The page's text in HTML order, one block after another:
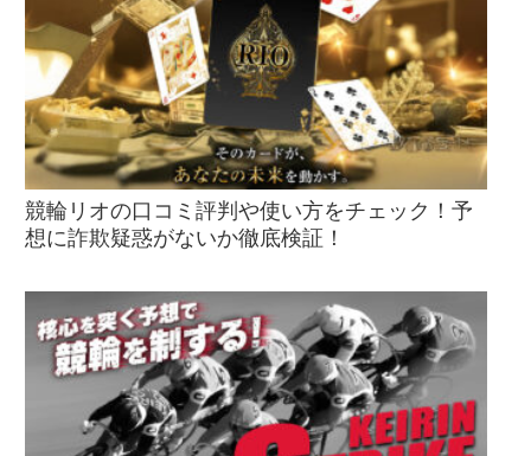
競輪リオの口コミ評判や使い方をチェック！予
想に詐欺疑惑がないか徹底検証！